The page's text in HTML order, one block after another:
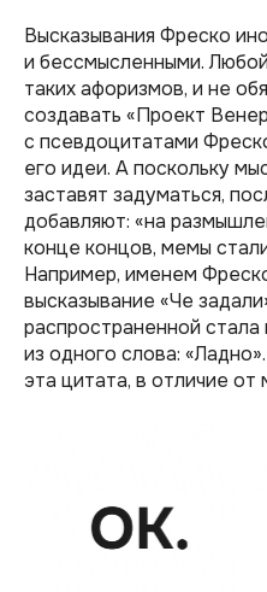
Высказывания Фреско
и бессмысленными.
таких афоризмов, и не
создавать «Проект
с псевдоцитатами
его идеи. А поскольку
заставят задуматься,
добавляют: «на
конце концов, мемы
Например, именем
высказывание «Че
распространенной
из одного слова:
эта цитата, в отличие от